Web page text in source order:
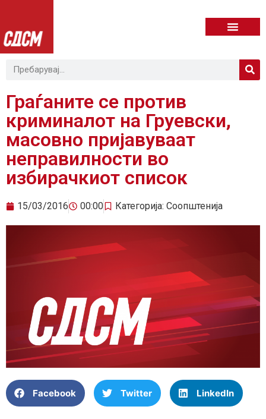
Граѓаните се против
криминалот на Груевски,
масовно пријавуваат
неправилности во
избирачкиот список
15/03/2016 00:00 Категорија: Соопштенија
Facebook Twitter LinkedIn